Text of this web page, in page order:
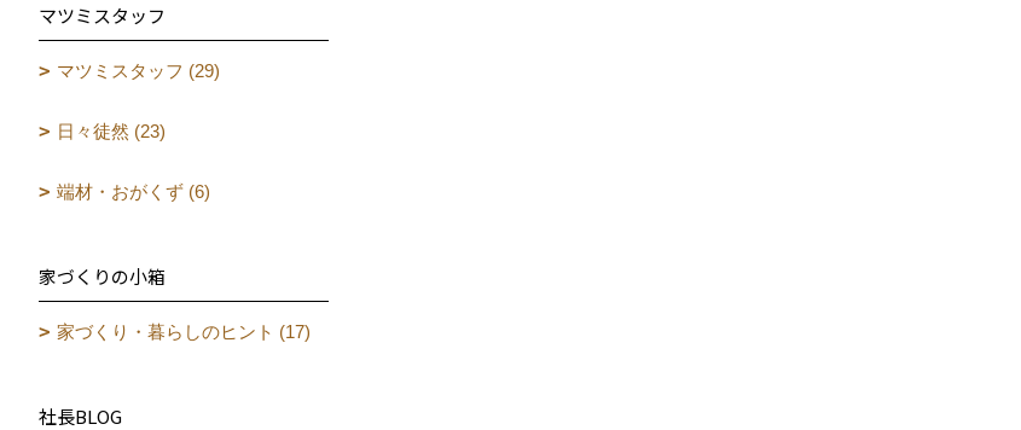
マツミスタッフ
マツミスタッフ (29)
日々徒然 (23)
端材・おがくず (6)
家づくりの小箱
家づくり・暮らしのヒント (17)
社長BLOG